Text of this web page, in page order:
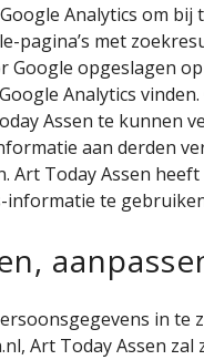
Analytics om
pagina’s met
opgeslagen
Analytics
Assen te kunnen
aan derden
Art Today Assen
informatie te
in
, Art Today Assen